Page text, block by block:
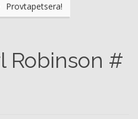
Provtapetsera!
Robinson #